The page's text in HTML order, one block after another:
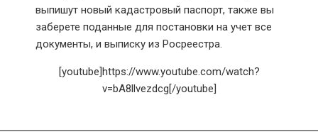
выпишут новый кадастровый паспорт, также вы
заберете поданные для постановки на учет все
документы, и выписку из Росреестра.
[youtube]https://www.youtube.com/watch?
v=bA8llvezdcg[/youtube]